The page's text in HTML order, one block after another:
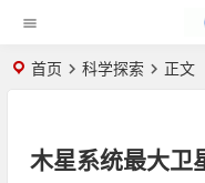
首页 科学探索 正文
木星系统最大